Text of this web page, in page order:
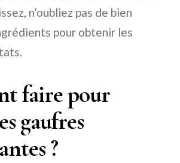
n’oubliez pas de bien
pour obtenir les
faire pour
gaufres
?